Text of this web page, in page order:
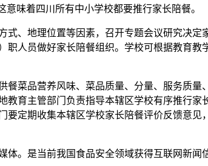
味着四川所有中小学校都要推行家长陪餐。
地理位置等因素，召开专题会议研究决定
人员做好家长陪餐组织。学校可根据教育
品营养风味、菜品质量、分量、服务质量
育主管部门负责指导本辖区学校有序推行
要定期收集本辖区学校家长陪餐评价反馈意
是当前我国食品安全领域获得互联网新闻